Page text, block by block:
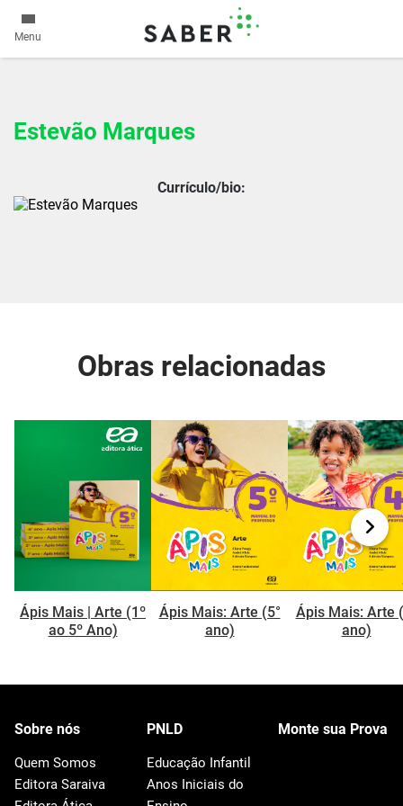
Menu
Estevão Marques
Currículo/bio:
Obras relacionadas
Ápis Mais | Arte (1º
ao 5º Ano)
Ápis Mais: Arte (5°
ano)
Ápis Mais: Arte
ano)
Sobre nós
Quem Somos
Editora Saraiva
PNLD
Educação Infantil
Anos Iniciais do
Monte sua Prova